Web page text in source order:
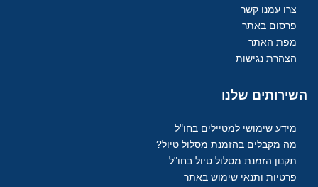
צרו עמנו קשר
פרסום באתר
מפת האתר
הצהרת נגישות
השירותים שלנו
מידע שימושי למטיילים בחו"ל
מה מקבלים בהזמנת מסלול טיול?
תקנון הזמנת מסלול טיול בחו"ל
פרטיות ותנאי שימוש באתר